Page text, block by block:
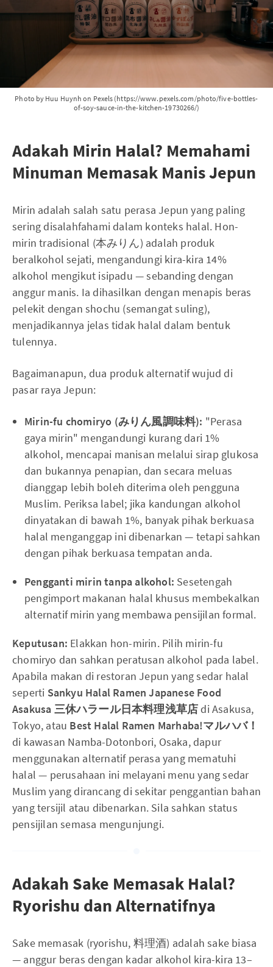
Photo by Huu Huynh on Pexels (https://www.pexels.com/photo/five-bottles-
of-soy-sauce-in-the-kitchen-19730266/)
Adakah Mirin Halal? Memahami
Minuman Memasak Manis Jepun
Mirin adalah salah satu perasa Jepun yang paling
sering disalahfahami dalam konteks halal. Hon-
mirin tradisional (本みりん) adalah produk
beralkohol sejati, mengandungi kira-kira 14%
alkohol mengikut isipadu — sebanding dengan
anggur manis. Ia dihasilkan dengan menapis beras
pelekit dengan shochu (semangat suling),
menjadikannya jelas tidak halal dalam bentuk
tulennya.
Bagaimanapun, dua produk alternatif wujud di
pasar raya Jepun:
Mirin-fu chomiryo (みりん風調味料): "Perasa
gaya mirin" mengandungi kurang dari 1%
alkohol, mencapai manisan melalui sirap glukosa
dan bukannya penapian, dan secara meluas
dianggap lebih boleh diterima oleh pengguna
Muslim. Periksa label; jika kandungan alkohol
dinyatakan di bawah 1%, banyak pihak berkuasa
halal menganggap ini dibenarkan — tetapi sahkan
dengan pihak berkuasa tempatan anda.
Pengganti mirin tanpa alkohol: Sesetengah
pengimport makanan halal khusus membekalkan
alternatif mirin yang membawa pensijilan formal.
Keputusan: Elakkan hon-mirin. Pilih mirin-fu
chomiryo dan sahkan peratusan alkohol pada label.
Apabila makan di restoran Jepun yang sedar halal
seperti Sankyu Halal Ramen Japanese Food
Asakusa 三休ハラール日本料理浅草店di Asakusa,
Tokyo, atau Best Halal Ramen Marhaba!マルハバ！
di kawasan Namba-Dotonbori, Osaka, dapur
menggunakan alternatif perasa yang mematuhi
halal — perusahaan ini melayani menu yang sedar
Muslim yang dirancang di sekitar penggantian bahan
yang tersijil atau dibenarkan. Sila sahkan status
pensijilan semasa mengunjungi.
Adakah Sake Memasak Halal?
Ryorishu dan Alternatifnya
Sake memasak (ryorishu, 料理酒) adalah sake biasa
— anggur beras dengan kadar alkohol kira-kira 13–